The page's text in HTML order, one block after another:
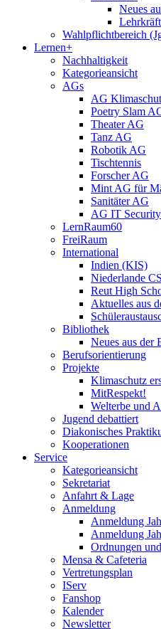
Neues
Wahlpflichtbereich
Lernen+
Nachhaltigkeit
Kategorieansicht
AGs
AG
Poetry Slam
Theater AG
Tanz AG
Robotik AG
Tischtennis
Forscher AG
Mint AG für
Sanitäter AG
AG IT
LernRaum60
FreiRaum
International
Indien (KIS)
Niederlande
Reut High
Aktuelles aus
Bibliothek
Neues aus der
Berufsorientierung
Projekte
Klimaschutz
MitRespekt!
Welterbe und
Jugend debattiert
Diakonisches
Kooperationen
Service
Kategorieansicht
Sekretariat
Anfahrt & Lage
Anmeldung
Anmeldung
Anmeldung
Ordnungen
Mensa & Cafeteria
Vertretungsplan
IServ
Fanshop
Kalender
Newsletter